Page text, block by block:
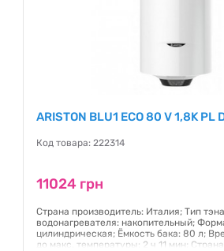
ARISTON BLU1 ECO 80 V 1,8K PL
Код товара: 222314
11024 грн
Страна производитель: Италия; Тип
водонагревателя: накопительный;
цилиндрическая; Ёмкость бака: 80 л;
до макс. температуры: 2 ч 11 мин;